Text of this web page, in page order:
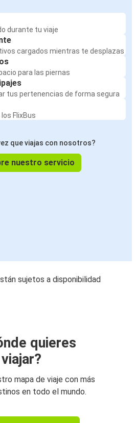
durante tu viaje
cargados mientras te desplazas
para las piernas
tus pertenencias de forma segura
FlixBus
que viajas con nosotros?
nuestro servicio
sujetos a disponibilidad
quieres
viajar?
mapa de viaje con más
en todo el mundo.